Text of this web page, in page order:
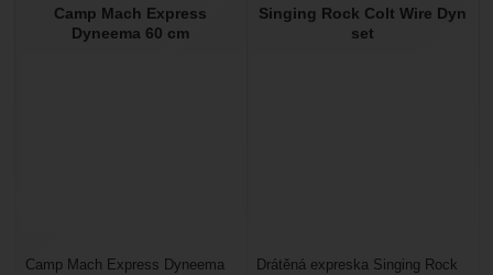
Camp Mach Express
Dyneema 60 cm
Camp Mach Express Dyneema
Singing Rock Colt Wire Dyn
set
Drátěná expreska Singing Rock